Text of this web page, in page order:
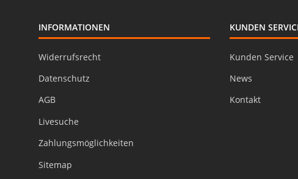
INFORMATIONEN
Widerrufsrecht
Datenschutz
AGB
Livesuche
Zahlungsmöglichkeiten
Sitemap
KUNDEN
Kunden Service
News
Kontakt